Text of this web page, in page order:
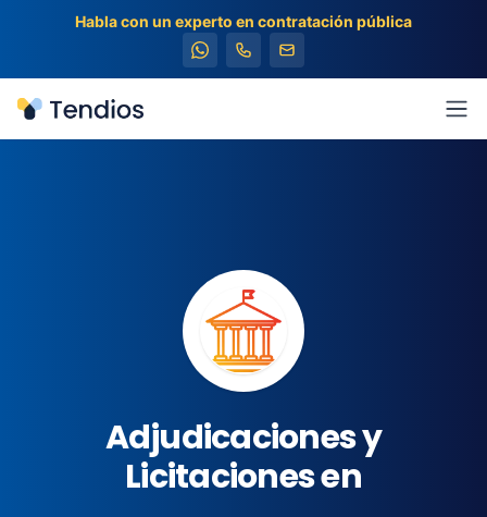
Habla con un experto en contratación pública
Tendios
Adjudicaciones y
Licitaciones en